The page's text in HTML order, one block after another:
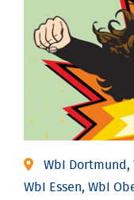
WbI Dortmund,
WbI Essen, WbI